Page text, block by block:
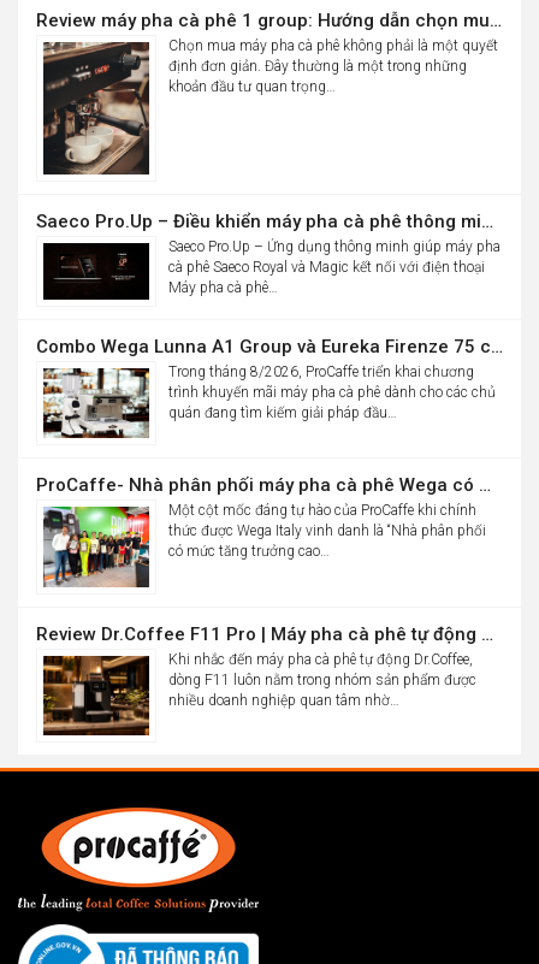
Review máy pha cà phê 1 group: Hướng dẫn chọn mua máy pha cà phê chuyên nghiệp phù hợp cho quán
Chọn mua máy pha cà phê không phải là một quyết
định đơn giản. Đây thường là một trong những
khoản đầu tư quan trọng…
Saeco Pro.Up – Điều khiển máy pha cà phê thông minh Saeco Royal & Magic bằng điện thoại
Saeco Pro.Up – Ứng dụng thông minh giúp máy pha
cà phê Saeco Royal và Magic kết nối với điện thoại
Máy pha cà phê…
Combo Wega Lunna A1 Group và Eureka Firenze 75 chỉ 61,9 triệu
Trong tháng 8/2026, ProCaffe triển khai chương
trình khuyến mãi máy pha cà phê dành cho các chủ
quán đang tìm kiếm giải pháp đầu…
ProCaffe- Nhà phân phối máy pha cà phê Wega có mức tăng trưởng cao nhất thế giới
Một cột mốc đáng tự hào của ProCaffe khi chính
thức được Wega Italy vinh danh là “Nhà phân phối
có mức tăng trưởng cao…
Review Dr.Coffee F11 Pro | Máy pha cà phê tự động cho văn phòng
Khi nhắc đến máy pha cà phê tự động Dr.Coffee,
dòng F11 luôn nằm trong nhóm sản phẩm được
nhiều doanh nghiệp quan tâm nhờ…